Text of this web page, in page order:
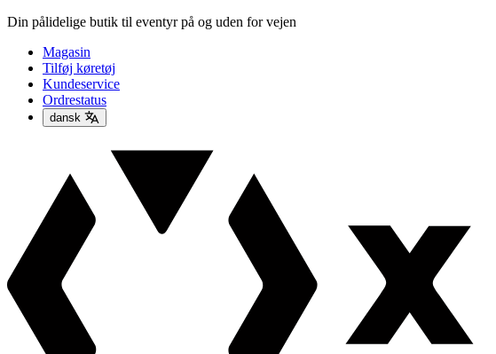
Din pålidelige butik til eventyr på og uden for vejen
Magasin
Tilføj køretøj
Kundeservice
Ordrestatus
dansk